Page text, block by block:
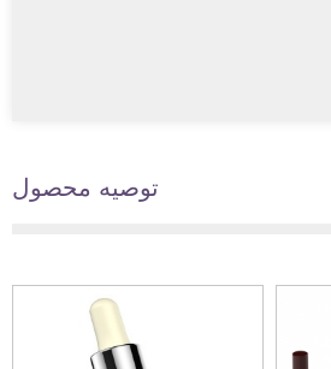
توصیه محصول